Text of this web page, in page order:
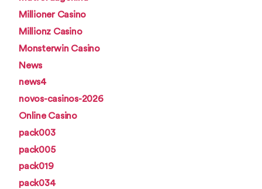
Millioner Casino
Millionz Casino
Monsterwin Casino
News
news4
novos-casinos-2026
Online Casino
pack003
pack005
pack019
pack034